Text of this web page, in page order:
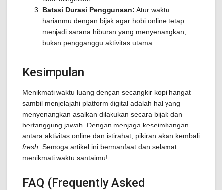
Batasi Durasi Penggunaan: Atur waktu
harianmu dengan bijak agar hobi online tetap
menjadi sarana hiburan yang menyenangkan,
bukan pengganggu aktivitas utama.
Kesimpulan
Menikmati waktu luang dengan secangkir kopi hangat
sambil menjelajahi platform digital adalah hal yang
menyenangkan asalkan dilakukan secara bijak dan
bertanggung jawab. Dengan menjaga keseimbangan
antara aktivitas online dan istirahat, pikiran akan kembali
fresh . Semoga artikel ini bermanfaat dan selamat
menikmati waktu santaimu!
FAQ (Frequently Asked